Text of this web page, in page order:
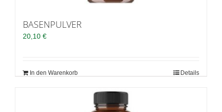
BASENPULVER
20,10 €
In den Warenkorb Details